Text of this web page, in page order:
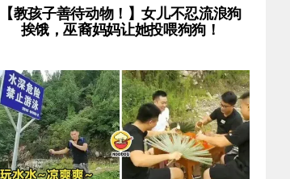
【教孩子善待动物！】女儿不忍流浪狗
挨饿，巫裔妈妈让她投喂狗狗！